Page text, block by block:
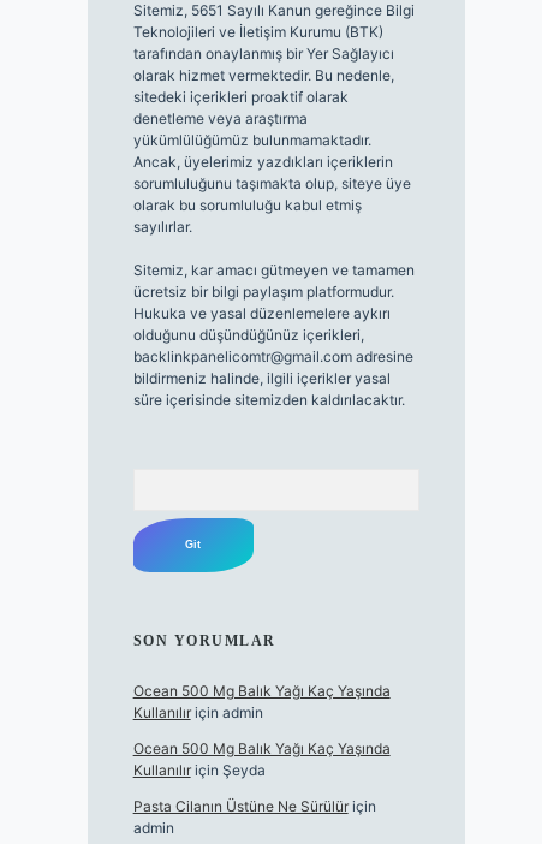
Sitemiz, 5651 Sayılı Kanun gereğince Bilgi
Teknolojileri ve İletişim Kurumu (BTK)
tarafından onaylanmış bir Yer Sağlayıcı
olarak hizmet vermektedir. Bu nedenle,
sitedeki içerikleri proaktif olarak
denetleme veya araştırma
yükümlülüğümüz bulunmamaktadır.
Ancak, üyelerimiz yazdıkları içeriklerin
sorumluluğunu taşımakta olup, siteye üye
olarak bu sorumluluğu kabul etmiş
sayılırlar.
Sitemiz, kar amacı gütmeyen ve tamamen
ücretsiz bir bilgi paylaşım platformudur.
Hukuka ve yasal düzenlemelere aykırı
olduğunu düşündüğünüz içerikleri,
backlinkpanelicomtr@gmail.comadresine
bildirmeniz halinde, ilgili içerikler yasal
süre içerisinde sitemizden kaldırılacaktır.
SON YORUMLAR
Ocean 500 Mg Balık Yağı Kaç Yaşında
Kullanılıriçin admin
Ocean 500 Mg Balık Yağı Kaç Yaşında
Kullanılıriçin Şeyda
Pasta Cilanın Üstüne Ne Sürülüriçin
admin